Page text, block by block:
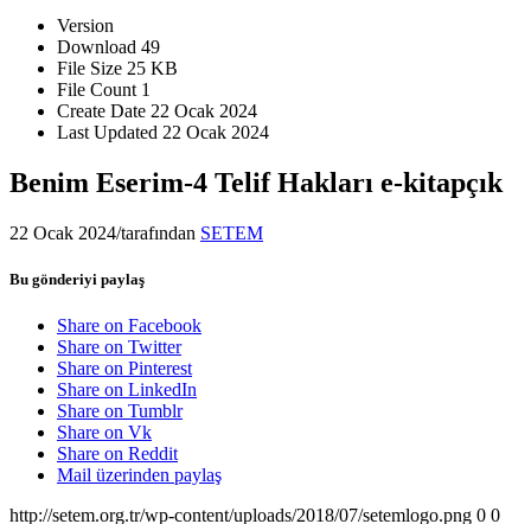
Version
Download 49
File Size 25 KB
File Count 1
Create Date 22 Ocak 2024
Last Updated 22 Ocak 2024
Benim Eserim-4 Telif Hakları e-kitapçık
22 Ocak 2024/tarafından SETEM
Bu gönderiyi paylaş
Share on Facebook
Share on Twitter
Share on Pinterest
Share on LinkedIn
Share on Tumblr
Share on Vk
Share on Reddit
Mail üzerinden paylaş
http://setem.org.tr/wp-content/uploads/2018/07/setemlogo.png 0 0